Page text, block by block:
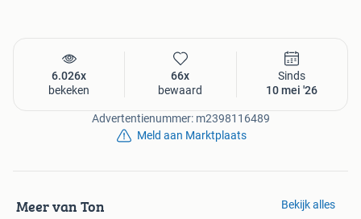
6.026x
bekeken
66x
bewaard
Sinds
10 mei '26
Advertentienummer: m2398116489
Meld aan Marktplaats
Meer van Ton Bekijk alles